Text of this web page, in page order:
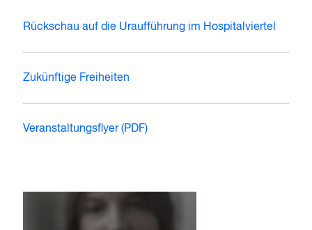
Rückschau auf die Uraufführung im Hospitalviertel
Zukünftige Freiheiten
Veranstaltungsflyer (PDF)